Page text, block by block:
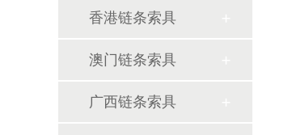
香港链条索具
澳门链条索具
广西链条索具